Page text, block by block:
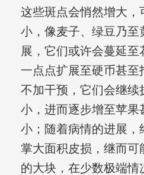
这些斑点会悄然增大，
小，像麦子、绿豆乃至
展，它们或许会蔓延
一点点扩展至硬币甚至
不加干预，它们会继续
小，进而逐步增至苹果
小；随着病情的进展，
掌大面积皮损，继而可
的大块，在少数极端情